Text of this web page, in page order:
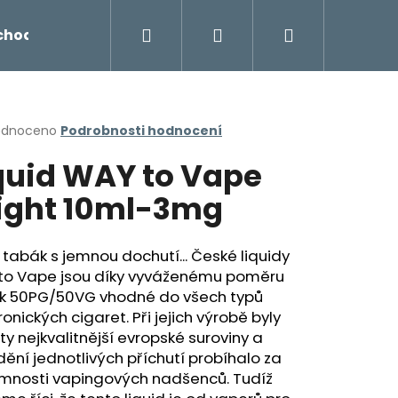
Napište námPřihlášení
Podrobnosti hodnocení
WAY to Vape
10ml-3mg
s jemnou dochutí... České liquidy
Vape jsou díky vyváženému poměru
50PG/50VG vhodné do všech typů
cigaret. Při jejich výrobě byly
nejkvalitnější evropské suroviny a
jednotlivých příchutí probíhalo za
vapingových nadšenců. Tudíž
Následující